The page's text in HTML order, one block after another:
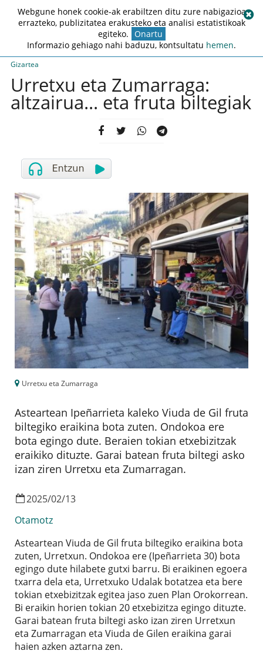
Gizartea
Urretxu eta Zumarraga:
altzairua... eta fruta biltegiak
Urretxu eta Zumarraga
Asteartean Ipeñarrieta kaleko Viuda de Gil fruta
biltegiko eraikina bota zuten. Ondokoa ere
bota egingo dute. Beraien tokian etxebizitzak
eraikiko dituzte. Garai batean fruta biltegi asko
izan ziren Urretxu eta Zumarragan.
2025/02/13
Otamotz
Asteartean Viuda de Gil fruta biltegiko eraikina bota
zuten, Urretxun. Ondokoa ere (Ipeñarrieta 30) bota
egingo dute hilabete gutxi barru. Bi eraikinen egoera
txarra dela eta, Urretxuko Udalak botatzea eta bere
tokian etxebizitzak egitea jaso zuen Plan Orokorrean.
Bi eraikin horien tokian 20 etxebizitza egingo dituzte.
Garai batean fruta biltegi asko izan ziren Urretxun
eta Zumarragan eta Viuda de Gilen eraikina garai
haien azken aztarna zen.
Webgune honek cookie-ak erabiltzen ditu zure nabigazioa
errazteko, publizitatea erakusteko eta analisi estatistikoak
egiteko. Onartu
Informazio gehiago nahi baduzu, kontsultatu hemen.